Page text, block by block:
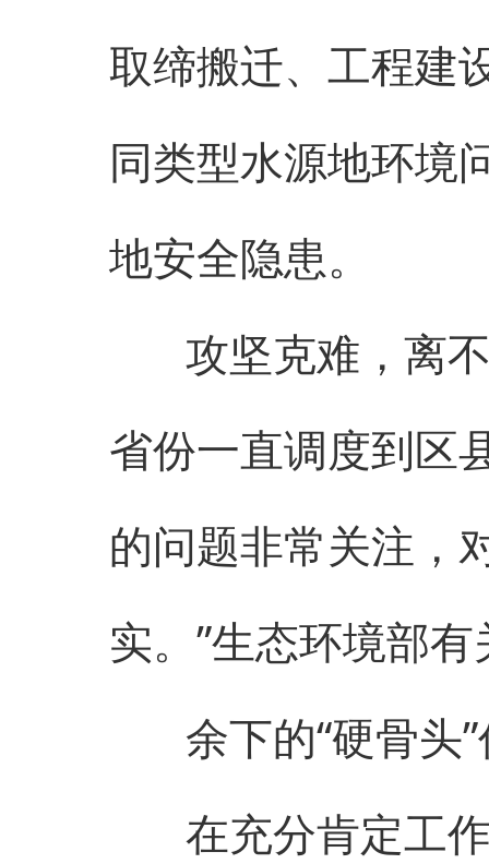
取缔搬迁、工程建
同类型水源地环境
地安全隐患。
攻坚克难，离不
省份一直调度到区
的问题非常关注，
实。”生态环境部
余下的“硬骨头”
在充分肯定工作